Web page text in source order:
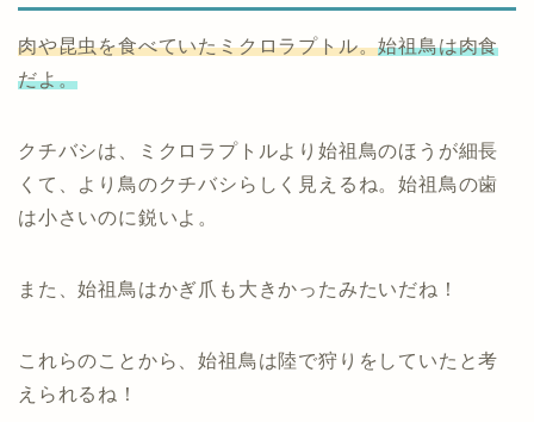
肉や昆虫を食べていたミクロラプトル。始祖鳥は肉食
だよ。
クチバシは、ミクロラプトルより始祖鳥のほうが細長
くて、より鳥のクチバシらしく見えるね。始祖鳥の歯
は小さいのに鋭いよ。
また、始祖鳥はかぎ爪も大きかったみたいだね！
これらのことから、始祖鳥は陸で狩りをしていたと考
えられるね！